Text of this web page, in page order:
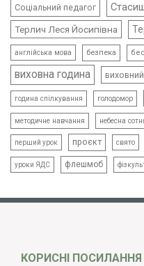
Соціальний педагог
Терлич Леся Йосипівна
англійська мова безпека
виховна година
година спілкування голодомор
методичне навчання небесна
перший урок проєкт свято
уроки ЯДС флешмоб
КОРИСНІ ПОСИЛАННЯ